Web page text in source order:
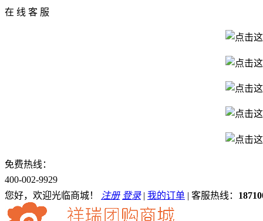
在 线 客 服
免费热线：
400-002-9929
您好，欢迎光临商城！
注册 登录 | 我的订单 | 客服热线：